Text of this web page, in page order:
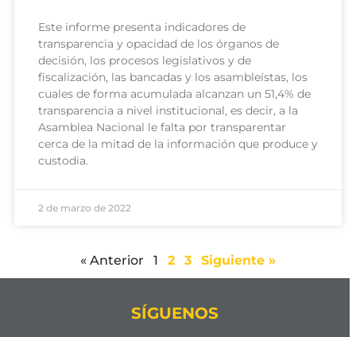
Este informe presenta indicadores de
transparencia y opacidad de los órganos de
decisión, los procesos legislativos y de
fiscalización, las bancadas y los asambleístas, los
cuales de forma acumulada alcanzan un 51,4% de
transparencia a nivel institucional, es decir, a la
Asamblea Nacional le falta por transparentar
cerca de la mitad de la información que produce y
custodia.
2 de marzo de 2022
« Anterior 1 2 3 Siguiente »
SÍGUENOS